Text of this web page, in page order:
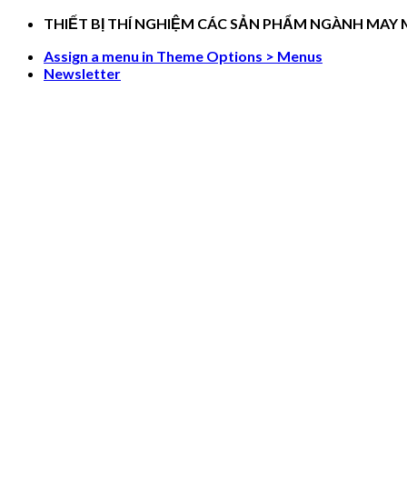
Skip
content
THIẾT BỊ THÍ NGHIỆM CÁC SẢN PHẨM NGÀNH MAY
Assign a menu in Theme Options > Menus
Newsletter